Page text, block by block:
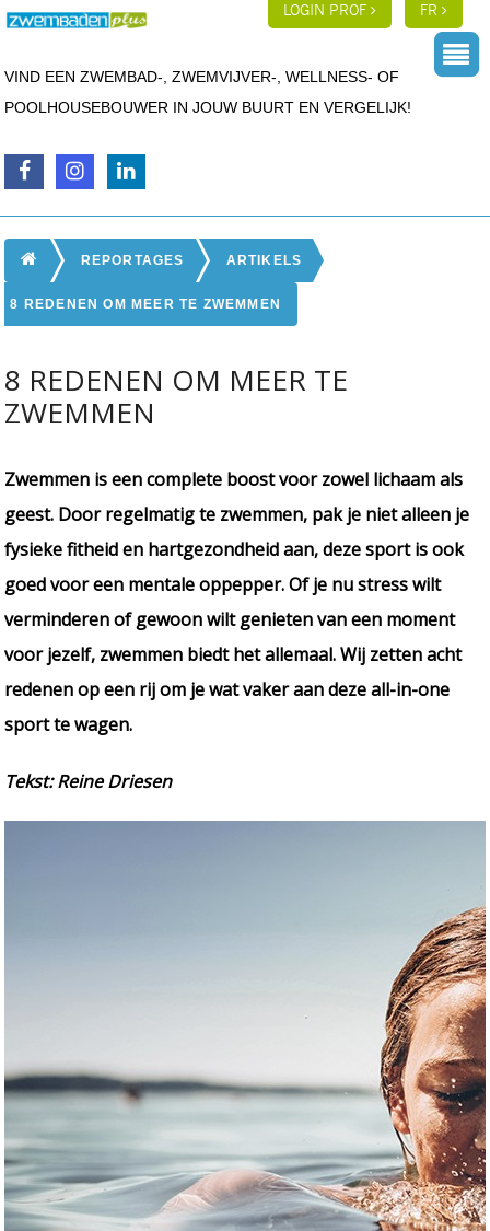
LOGIN PROF FR
VIND EEN ZWEMBAD-, ZWEMVIJVER-, WELLNESS- OF
POOLHOUSEBOUWER IN JOUW BUURT EN VERGELIJK!
REPORTAGES ARTIKELS
8 REDENEN OM MEER TE ZWEMMEN
8 REDENEN OM MEER TE
ZWEMMEN
Zwemmen is een complete boost voor zowel lichaam als
geest. Door regelmatig te zwemmen, pak je niet alleen je
fysieke fitheid en hartgezondheid aan, deze sport is ook
goed voor een mentale oppepper. Of je nu stress wilt
verminderen of gewoon wilt genieten van een moment
voor jezelf, zwemmen biedt het allemaal. Wij zetten acht
redenen op een rij om je wat vaker aan deze all-in-one
sport te wagen.
Tekst: Reine Driesen